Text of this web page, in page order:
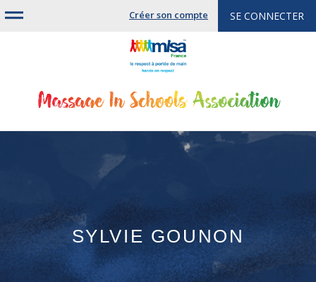
Jump
Créer son compte SE CONNECTER
SYLVIE GOUNON